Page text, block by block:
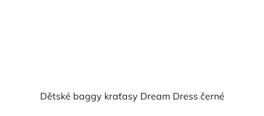
Dětské baggy kraťasy Dream Dress černé